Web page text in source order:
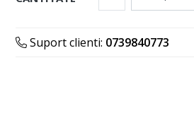
Suport clienti: 0739840773